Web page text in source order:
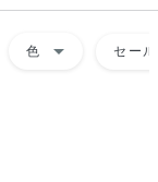
色 arrow_drop_down セール